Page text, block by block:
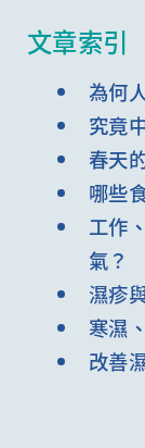
文章索引
為何
究竟
春天
哪些
工作
氣？
濕疹
寒濕
改善